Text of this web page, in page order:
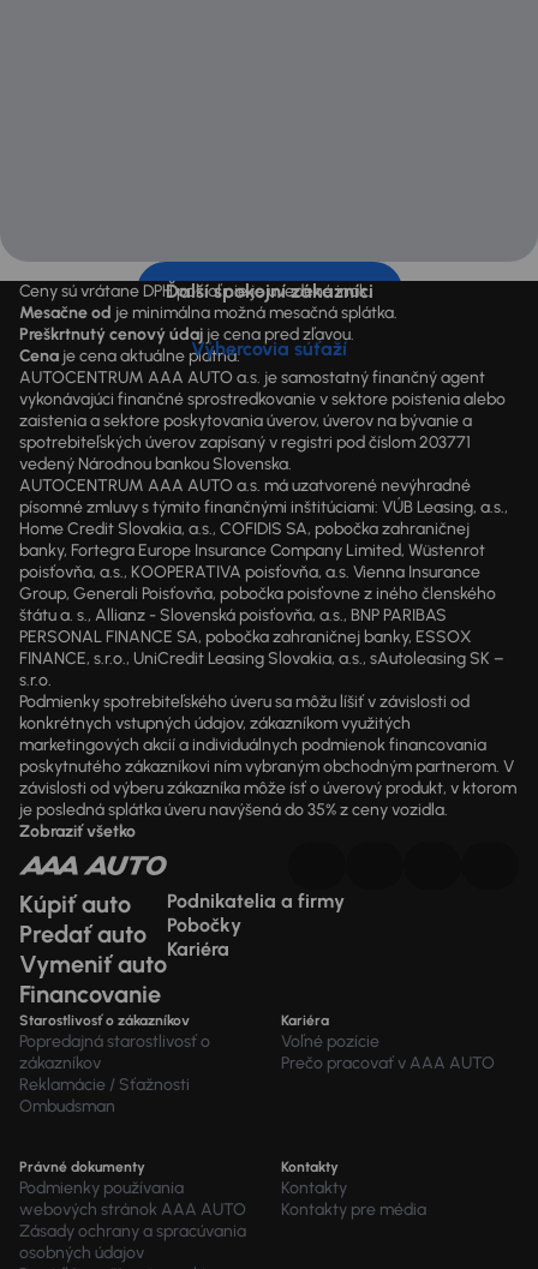
Ďalší spokojní zákazníci
Výhercovia súťaží
Ceny sú vrátane DPH pokiaľ nie je uvedené inak.
Mesačne od je minimálna možná mesačná splátka.
Preškrtnutý cenový údaj je cena pred zľavou.
Cena je cena aktuálne platná.
AUTOCENTRUM AAA AUTO a.s. je samostatný finančný agent
vykonávajúci finančné sprostredkovanie v sektore poistenia alebo
zaistenia a sektore poskytovania úverov, úverov na bývanie a
spotrebiteľských úverov zapísaný v registri pod číslom 203771
vedený Národnou bankou Slovenska.
AUTOCENTRUM AAA AUTO a.s. má uzatvorené nevýhradné
písomné zmluvy s týmito finančnými inštitúciami: VÚB Leasing, a.s.,
Home Credit Slovakia, a.s., COFIDIS SA, pobočka zahraničnej
banky, Fortegra Europe Insurance Company Limited, Wüstenrot
poisťovňa, a.s., KOOPERATIVA poisťovňa, a.s. Vienna Insurance
Group, Generali Poisťovňa, pobočka poisťovne z iného členského
štátu a. s., Allianz - Slovenská poisťovňa, a.s., BNP PARIBAS
PERSONAL FINANCE SA, pobočka zahraničnej banky, ESSOX
FINANCE, s.r.o., UniCredit Leasing Slovakia, a.s., sAutoleasing SK –
s.r.o.
Podmienky spotrebiteľského úveru sa môžu líšiť v závislosti od
konkrétnych vstupných údajov, zákazníkom využitých
marketingových akcií a individuálnych podmienok financovania
poskytnutého zákazníkovi ním vybraným obchodným partnerom. V
závislosti od výberu zákazníka môže ísť o úverový produkt, v ktorom
je posledná splátka úveru navýšená do 35% z ceny vozidla.
Zobraziť všetko
Kúpiť auto
Predať auto
Vymeniť auto
Financovanie
Podnikatelia a firmy
Pobočky
Kariéra
Starostlivosť o zákazníkov
Popredajná starostlivosť o
zákazníkov
Reklamácie / Sťažnosti
Ombudsman
Kariéra
Voľné pozície
Prečo pracovať v AAA AUTO
Právné dokumenty
Podmienky používania
webových stránok AAA AUTO
Zásady ochrany a spracúvania
osobných údajov
Kontakty
Kontakty
Kontakty pre média